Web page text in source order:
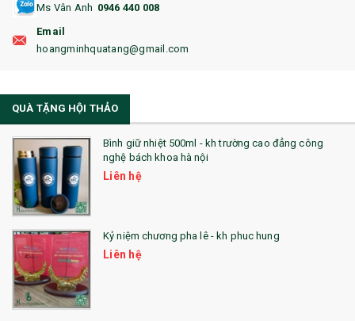
18. ẤM CHÉN QUÀ TẶNG
19. ĐỒNG HỒ TREO TƯỜNG
22. ĐỒNG HỒ ĐỂ BÀN
23. QÙA TẶNG ĐỘC ĐÁO
24. QÙA TẶNG PHA LÊ
25. QUÀ TẶNG GLASSLOCK
26. QUÀ TẶNG LUMINARC
28. BỘ ĐỒ ĂN CAO CẤP
29. MÓC KHOÁ
Ms Vân Anh 0946 440 008
Email
hoangminhquatang@gmail.com
QUÀ TẶNG HỘI THẢO
Bình giữ nhiệt 500ml - kh trường cao đẳng công
nghệ bách khoa hà nội
Liên hệ
Kỷ niệm chương pha lê - kh phuc hung
Liên hệ